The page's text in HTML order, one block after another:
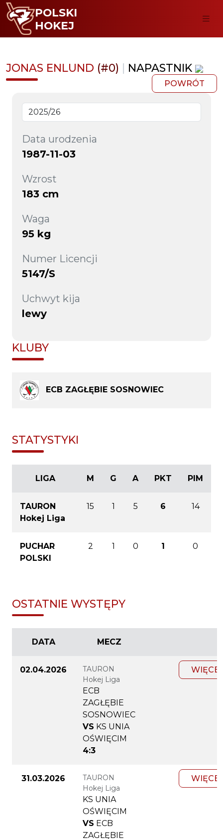
POLSKI
HOKEJ
JONAS ENLUND (#0) | NAPASTNIK
POWRÓT
Data urodzenia
1987-11-03
Wzrost
183 cm
Waga
95 kg
Numer Licencji
5147/S
Uchwyt kija
lewy
KLUBY
ECB ZAGŁĘBIE SOSNOWIEC
STATYSTYKI
LIGA M G A PKT PIM
TAURON
Hokej Liga
15 1 5 6 14
PUCHAR
POLSKI
2 1 0 1 0
OSTATNIE WYSTĘPY
DATA MECZ
02.04.2026
TAURON
Hokej Liga
ECB
ZAGŁĘBIE
SOSNOWIEC
VS KS UNIA
OŚWIĘCIM
4:3
WIĘCEJ
31.03.2026
TAURON
Hokej Liga
KS UNIA
OŚWIĘCIM
VS ECB
ZAGŁĘBIE
WIĘCEJ